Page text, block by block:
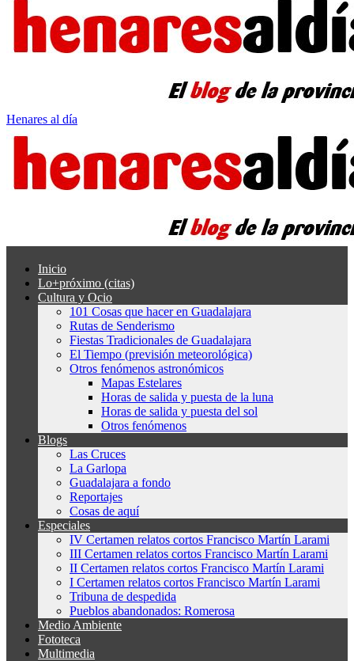
Henares al día
Inicio
Lo+próximo (citas)
Cultura y Ocio
101 Cosas que hacer en Guadalajara
Rutas de Senderismo
Fiestas Tradicionales de Guadalajara
El Tiempo (previsión meteorológica)
Otros fenómenos astronómicos
Mapas Estelares
Horas de salida y puesta de la luna
Horas de salida y puesta del sol
Otros fenómenos
Blogs
Las Cruces
La Garlopa
Guadalajara a fondo
Reportajes
Cosas de aquí
Especiales
IV Certamen relatos cortos Francisco Martín Larami
III Certamen relatos cortos Francisco Martín Larami
II Certamen relatos cortos Francisco Martín Larami
I Certamen relatos cortos Francisco Martín Larami
Tribuna de despedida
Pueblos abandonados: Romerosa
Medio Ambiente
Fototeca
Multimedia